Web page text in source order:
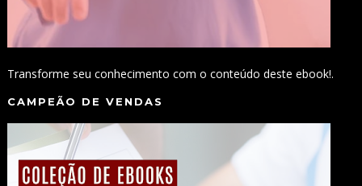
Transforme seu conhecimento com o conteúdo deste ebook!.
CAMPEÃO DE VENDAS